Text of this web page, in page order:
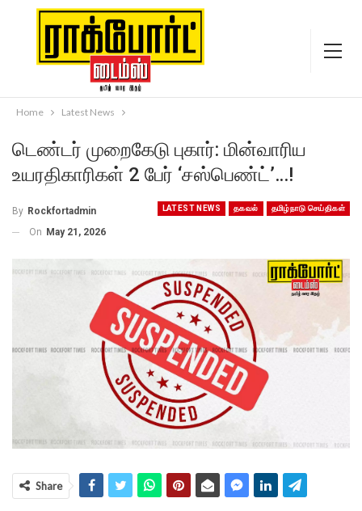
Home Latest News
டெண்டர் முறைகேடு புகார்: மின்வாரிய
உயரதிகாரிகள் 2 பேர் ‘சஸ்பெண்ட்’…!
LATEST NEWS தகவல் தமிழ்நாடு செய்திகள்
By Rockfortadmin
On May 21, 2026
Share